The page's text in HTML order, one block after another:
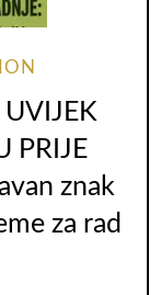
UVIJEK
PRIJE
znak
za rad